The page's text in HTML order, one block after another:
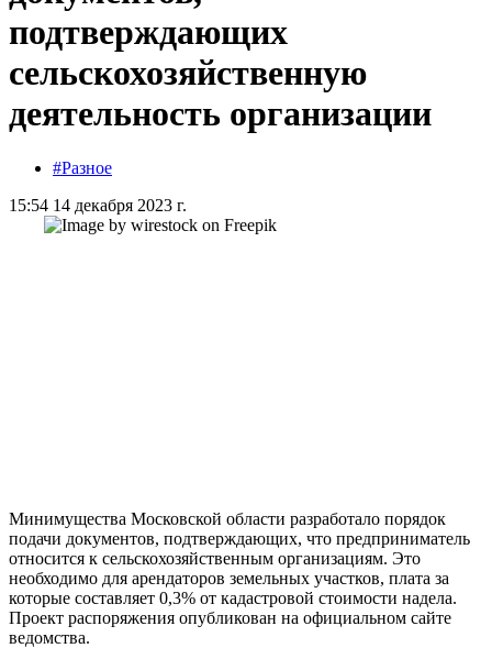
подтверждающих
сельскохозяйственную
деятельность организации
#Разное
15:54 14 декабря 2023 г.
Минимущества Московской области разработало порядок
подачи документов, подтверждающих, что предприниматель
относится к сельскохозяйственным организациям. Это
необходимо для арендаторов земельных участков, плата за
которые составляет 0,3% от кадастровой стоимости надела.
Проект распоряжения опубликован на официальном сайте
ведомства.